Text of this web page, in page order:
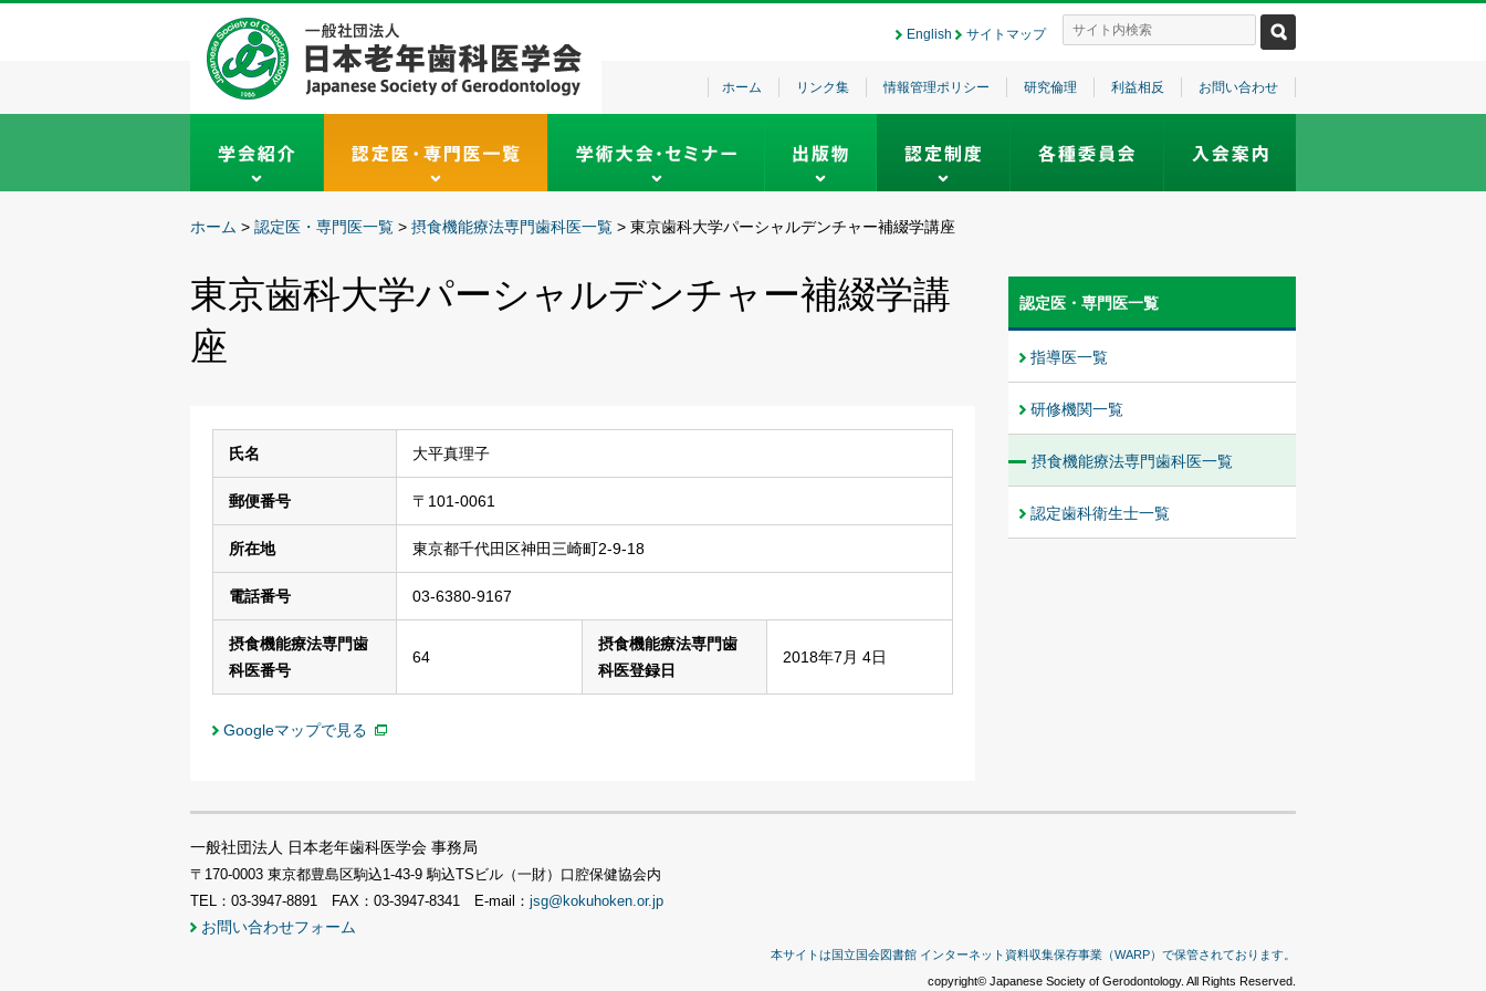
English サイトマップ
ホーム リンク集 情報管理ポリシー 研究倫理 利益相反 お問い合わせ
ホーム > 認定医・専門医一覧 > 摂食機能療法専門歯科医一覧 > 東京歯科大学パーシャルデンチャー補綴学講座
東京歯科大学パーシャルデンチャー補綴学講
座
氏名 大平真理子
郵便番号 〒101-0061
所在地 東京都千代田区神田三崎町2-9-18
電話番号 03-6380-9167
摂食機能療法専門歯
科医番号
64
摂食機能療法専門歯
科医登録日
2018年7月 4日
Googleマップで見る
認定医・専門医一覧
指導医一覧
研修機関一覧
摂食機能療法専門歯科医一覧
認定歯科衛生士一覧
一般社団法人 日本老年歯科医学会 事務局
〒170-0003 東京都豊島区駒込1-43-9 駒込TSビル（一財）口腔保健協会内
TEL：03-3947-8891 FAX：03-3947-8341 E-mail： jsg@kokuhoken.or.jp
お問い合わせフォーム
本サイトは国立国会図書館 インターネット資料収集保存事業（WARP）で保管されております。
copyright© Japanese Society of Gerodontology. All Rights Reserved.